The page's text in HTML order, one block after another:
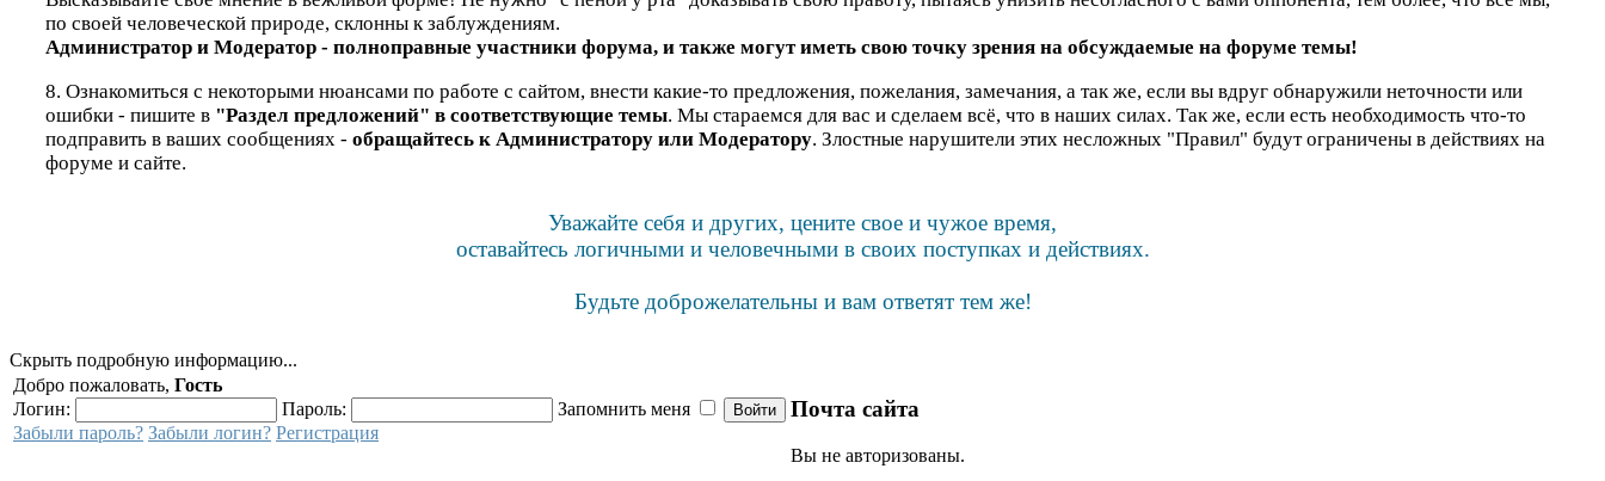
по своей человеческой природе, склонны к заблуждениям.
Администратор и Модератор - полноправные участники форума, и также могут иметь свою точку зрения на обсуждаемые на форуме темы!
8. Ознакомиться с некоторыми нюансами по работе с сайтом, внести какие-то предложения, пожелания, замечания, а так же, если вы вдруг обнаружили неточности или
ошибки - пишите в "Раздел предложений" в соответствующие темы. Мы стараемся для вас и сделаем всё, что в наших силах. Так же, если есть необходимость что-то
подправить в ваших сообщениях - обращайтесь к Администратору или Модератору. Злостные нарушители этих несложных "Правил" будут ограничены в действиях на
форуме и сайте.
Уважайте себя и других, цените свое и чужое время,
оставайтесь логичными и человечными в своих поступках и действиях.
Будьте доброжелательны и вам ответят тем же!
Скрыть подробную информацию...
Добро пожаловать, Гость
Логин:
Пароль:
Запомнить меня
Забыли пароль? Забыли логин? Регистрация
Почта сайта
Вы не авторизованы.